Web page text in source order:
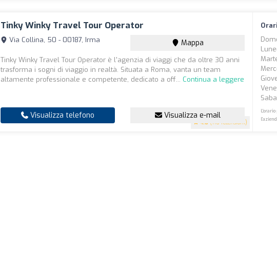
Tinky Winky Travel Tour Operator
4.8 (118 recensioni)
Via Collina, 50 - 00187, Irma Mappa
Tinky Winky Travel Tour Operator è l'agenzia di viaggi che da oltre 30 anni
trasforma i sogni di viaggio in realtà. Situata a Roma, vanta un team
altamente professionale e competente, dedicato a off... Continua a leggere
Visualizza telefono Visualizza e-mail